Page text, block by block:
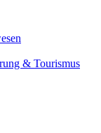
& Tourismus